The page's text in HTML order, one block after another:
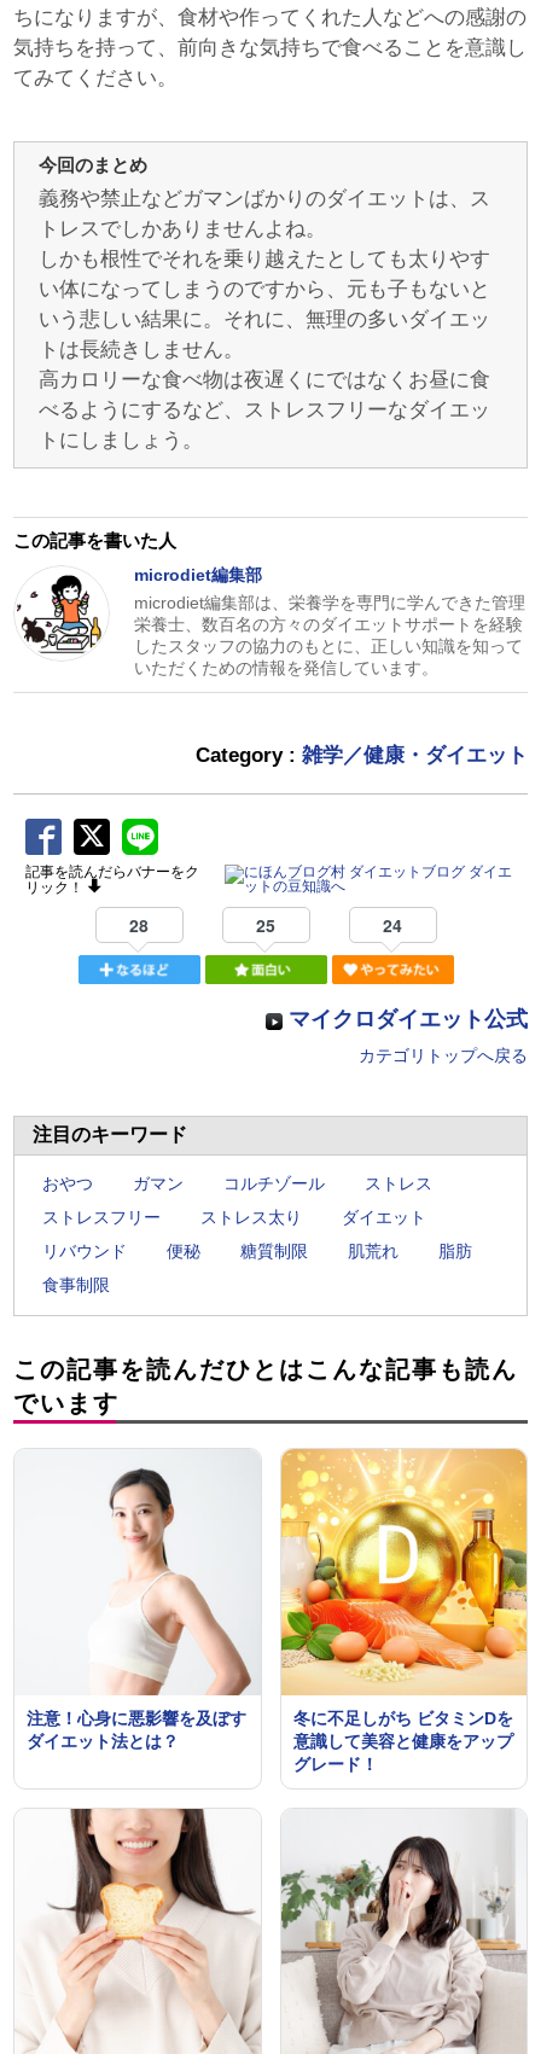
ちになりますが、食材や作ってくれた人などへの感謝の
気持ちを持って、前向きな気持ちで食べることを意識し
てみてください。
今回のまとめ
義務や禁止などガマンばかりのダイエットは、ス
トレスでしかありませんよね。
しかも根性でそれを乗り越えたとしても太りやす
い体になってしまうのですから、元も子もないと
いう悲しい結果に。それに、無理の多いダイエッ
トは長続きしません。
高カロリーな食べ物は夜遅くにではなくお昼に食
べるようにするなど、ストレスフリーなダイエッ
トにしましょう。
この記事を書いた人
microdiet編集部
microdiet編集部は、栄養学を専門に学んできた管理
栄養士、数百名の方々のダイエットサポートを経験
したスタッフの協力のもとに、正しい知識を知って
いただくための情報を発信しています。
Category : 雑学／健康・ダイエット
記事を読んだらバナーをク
リック！
28 25 24
マイクロダイエット公式
カテゴリトップへ戻る
注目のキーワード
おやつ ガマン コルチゾール
ストレス
ストレスフリー
ストレス太り
ダイエット
リバウンド
便秘 糖質制限 肌荒れ
脂肪
食事制限
この記事を読んだひとはこんな記事も読ん
でいます
注意！心身に悪影響を及ぼす
ダイエット法とは？
冬に不足しがち ビタミンDを
意識して美容と健康をアップ
グレード！